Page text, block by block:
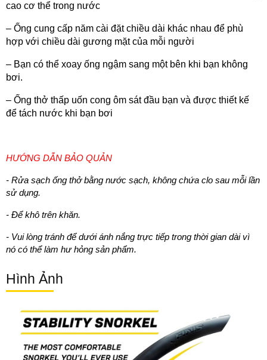
cao cơ thể trong nước
– Ống cung cấp năm cài đặt chiều dài khác nhau để phù
hợp với chiều dài gương mặt của mỗi người
– Bạn có thể xoay ống ngậm sang một bên khi bạn không
bơi.
– Ống thở thấp uốn cong ôm sát đầu bạn và được thiết kế
để tách nước khi bạn bơi
HƯỚNG DẪN BẢO QUẢN
- Rửa sạch ống thở bằng nước sạch, không chứa clo sau mỗi lần
sử dụng.
- Để khô trên khăn.
- Vui lòng tránh để dưới ánh nắng trực tiếp trong thời gian dài vì
nó có thể làm hư hỏng sản phẩm.
Hình Ảnh